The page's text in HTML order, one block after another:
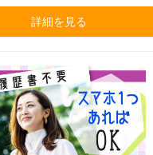
詳細を見る